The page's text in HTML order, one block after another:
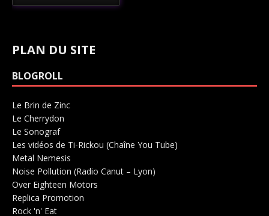
PLAN DU SITE
BLOGROLL
Le Brin de Zinc
Le Cherrydon
Le SonografSalle de concerts 0
Les vidéos de Ti-Rickou (Chaîne You Tube)
Metal Nemesis
Noise Pollution (Radio Canut – Lyon)
Over Eighteen Motors
Replica Promotion
Rock 'n' Eat